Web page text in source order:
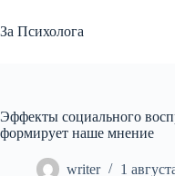
к
сути
За Психолога
Эффекты социального
формирует наше мнение
writer 1